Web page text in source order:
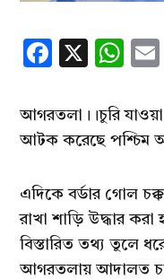
X
আগরতলা।।চুরি যাওয়া
আটক করেছে পশ্চিম
এদিকে বর্ডার গোল
রাখা শাড়ি উদ্ধার
বিস্তারিত তথ্য তুলে
আগরতলায় আদালত